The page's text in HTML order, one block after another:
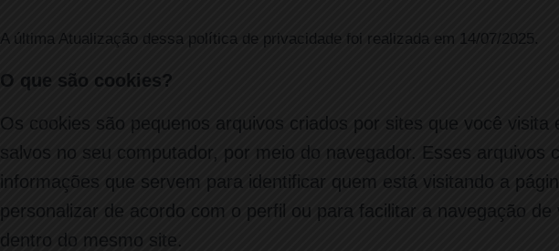
A última Atualização dessa política de privacidade foi realizada em 14/07/2025.
O que são cookies?
Os cookies são pequenos arquivos criados por sites que você visita
salvos no seu computador, por meio do navegador. Esses arquivos
informações que servem para identificar quem está visitando a
personalizar de acordo com o perfil ou para facilitar a navegação de
dentro do mesmo site.